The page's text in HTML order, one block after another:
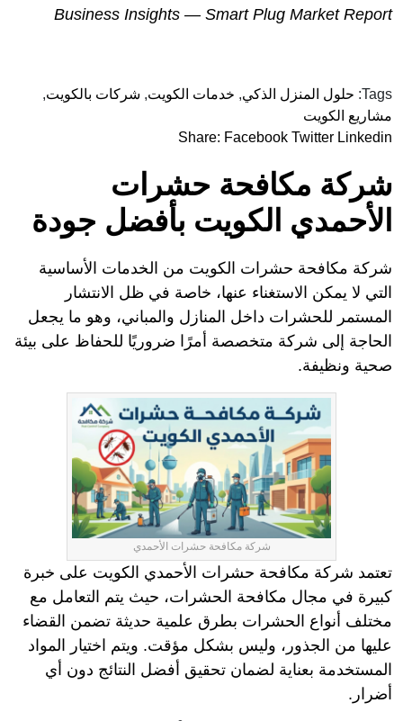
Business Insights — Smart Plug Market Report
Tags: حلول المنزل الذكي, خدمات الكويت, شركات بالكويت,
مشاريع الكويت
Share: Facebook Twitter Linkedin
شركة مكافحة حشرات
الأحمدي الكويت بأفضل جودة
شركة مكافحة حشرات الكويت من الخدمات الأساسية
التي لا يمكن الاستغناء عنها، خاصة في ظل الانتشار
المستمر للحشرات داخل المنازل والمباني، وهو ما يجعل
الحاجة إلى شركة متخصصة أمرًا ضروريًا للحفاظ على بيئة
صحية ونظيفة.
شركة مكافحة حشرات الأحمدي
تعتمد شركة مكافحة حشرات الأحمدي الكويت على خبرة
كبيرة في مجال مكافحة الحشرات، حيث يتم التعامل مع
مختلف أنواع الحشرات بطرق علمية حديثة تضمن القضاء
عليها من الجذور، وليس بشكل مؤقت. ويتم اختيار المواد
المستخدمة بعناية لضمان تحقيق أفضل النتائج دون أي
أضرار.